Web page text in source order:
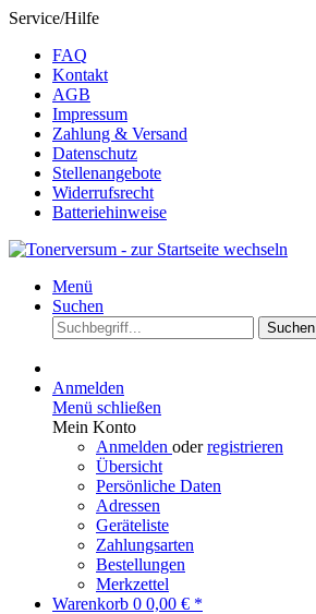
Service/Hilfe
FAQ
Kontakt
AGB
Impressum
Zahlung & Versand
Datenschutz
Stellenangebote
Widerrufsrecht
Batteriehinweise
Menü
Suchen
Suchen
Anmelden
Menü schließen
Mein Konto
Anmelden oderregistrieren
Übersicht
Persönliche Daten
Adressen
Geräteliste
Zahlungsarten
Bestellungen
Merkzettel
Warenkorb 0 0,00 € *